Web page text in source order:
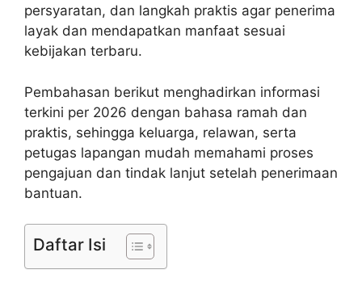
persyaratan, dan langkah praktis agar penerima
layak dan mendapatkan manfaat sesuai
kebijakan terbaru.
Pembahasan berikut menghadirkan informasi
terkini per 2026 dengan bahasa ramah dan
praktis, sehingga keluarga, relawan, serta
petugas lapangan mudah memahami proses
pengajuan dan tindak lanjut setelah penerimaan
bantuan.
Daftar Isi